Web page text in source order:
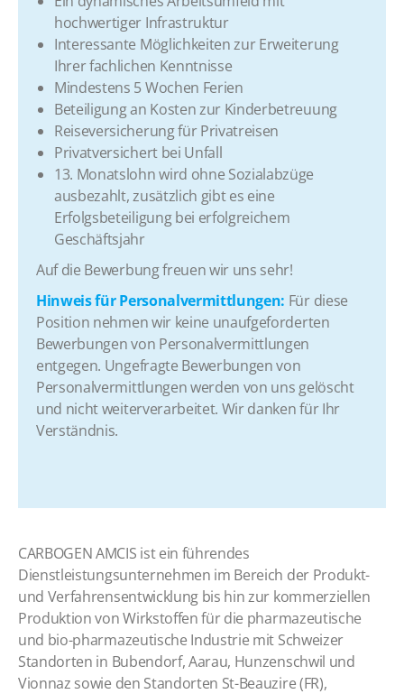
hochwertiger Infrastruktur
​Interessante Möglichkeiten zur Erweiterung
Ihrer fachlichen Kenntnisse
​Mindestens 5 Wochen Ferien
​Beteiligung an Kosten zur Kinderbetreuung
​Reiseversicherung für Privatreisen
​Privatversichert bei Unfall
​13. Monatslohn wird ohne Sozialabzüge
ausbezahlt, zusätzlich gibt es eine
Erfolgsbeteiligung bei erfolgreichem
Geschäftsjahr
​Auf die Bewerbung freuen wir uns sehr!
Hinweis für Personalvermittlungen: Für diese
Position nehmen wir keine unaufgeforderten
Bewerbungen von Personalvermittlungen
entgegen. Ungefragte Bewerbungen von
Personalvermittlungen werden von uns gelöscht
und nicht weiterverarbeitet. Wir danken für Ihr
Verständnis.
CARBOGEN AMCIS ist ein führendes
Dienstleistungsunternehmen im Bereich der Produkt-
und Verfahrensentwicklung bis hin zur kommerziellen
Produktion von Wirkstoffen für die pharmazeutische
und bio-pharmazeutische Industrie mit Schweizer
Standorten in Bubendorf, Aarau, Hunzenschwil und
Vionnaz sowie den Standorten St-Beauzire (FR),